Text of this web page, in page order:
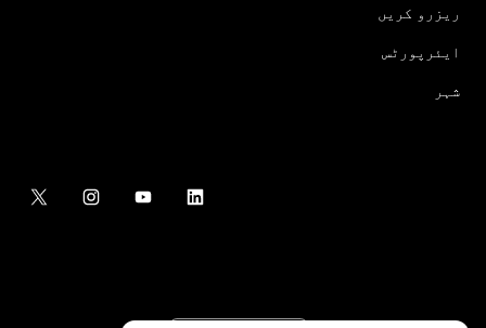
ریزرو کریں
ایئرپورٹس
شہر